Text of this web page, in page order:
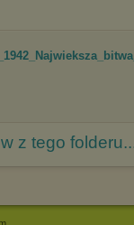
z tego